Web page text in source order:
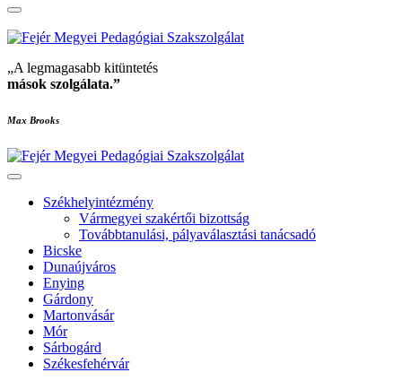
„A legmagasabb kitüntetés
mások szolgálata.”
Max Brooks
Székhelyintézmény
Vármegyei szakértői bizottság
Továbbtanulási, pályaválasztási tanácsadó
Bicske
Dunaújváros
Enying
Gárdony
Martonvásár
Mór
Sárbogárd
Székesfehérvár